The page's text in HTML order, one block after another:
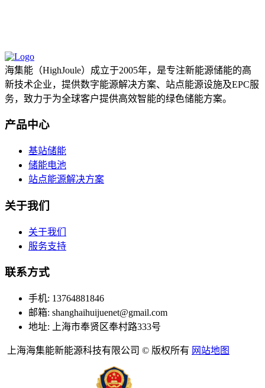
海集能（HighJoule）成立于2005年，是专注新能源储能的高
新技术企业，提供数字能源解决方案、站点能源设施及EPC服
务，致力于为全球客户提供高效智能的绿色储能方案。
产品中心
基站储能
储能电池
站点能源解决方案
关于我们
关于我们
服务支持
联系方式
手机: 13764881846
邮箱: shanghaihuijuenet@gmail.com
地址: 上海市奉贤区奉村路333号
上海海集能新能源科技有限公司 © 版权所有 网站地图